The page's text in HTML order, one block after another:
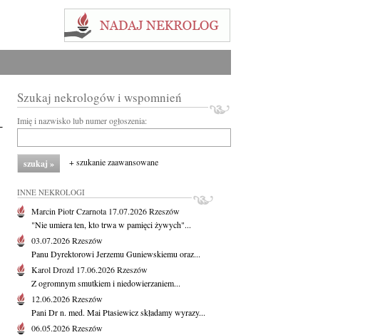
Szukaj nekrologów i wspomnień
Imię i nazwisko lub numer ogłoszenia:
+ szukanie zaawansowane
INNE NEKROLOGI
Marcin Piotr Czarnota 17.07.2026Rzeszów
"Nie umiera ten, kto trwa w pamięci żywych"...
03.07.2026Rzeszów
Panu Dyrektorowi Jerzemu Guniewskiemu oraz...
Karol Drozd 17.06.2026Rzeszów
Z ogromnym smutkiem i niedowierzaniem...
12.06.2026Rzeszów
Pani Dr n. med. Mai Ptasiewicz składamy wyrazy...
06.05.2026Rzeszów